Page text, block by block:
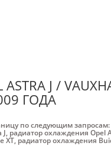
J /
ГОДА
по следующим запросам:
J, радиатор охлаждения Opel
XT, радиатор охлаждения